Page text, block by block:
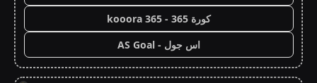
كورة 365 - kooora 365
اس جول - AS Goal